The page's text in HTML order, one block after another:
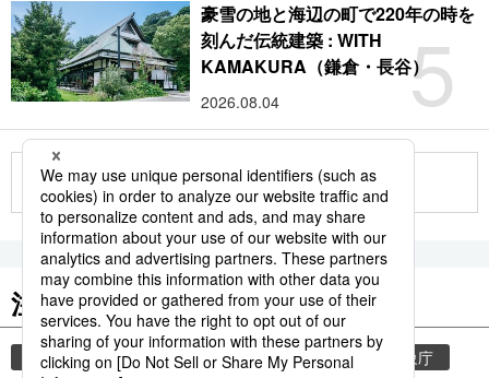
5
豪雪の地と海辺の町で220年の時を
刻んだ伝統建築 : WITH
KAMAKURA（鎌倉・長谷）
2026.08.04
もっと見る
注目のキーワード
共同通信ニュース 気象・災害 災害 気象庁